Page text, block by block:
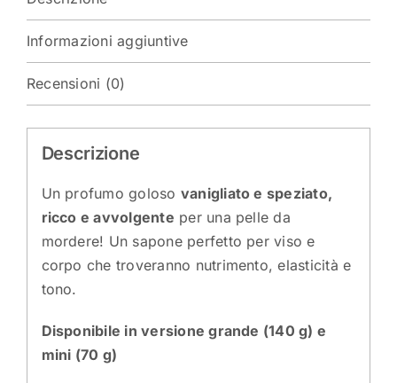
Informazioni aggiuntive
Recensioni (0)
Descrizione
Un profumo goloso vanigliato e speziato,
ricco e avvolgente per una pelle da
mordere! Un sapone perfetto per viso e
corpo che troveranno nutrimento, elasticità e
tono.
Disponibile in versione grande (140 g) e
mini (70 g)